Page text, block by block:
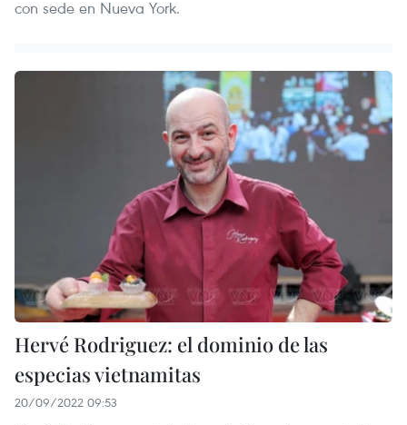
con sede en Nueva York.
Hervé Rodriguez: el dominio de las
especias vietnamitas
20/09/2022 09:53